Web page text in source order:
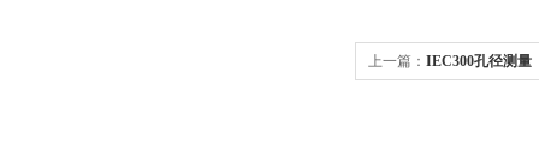
上一篇： IEC300孔径测量